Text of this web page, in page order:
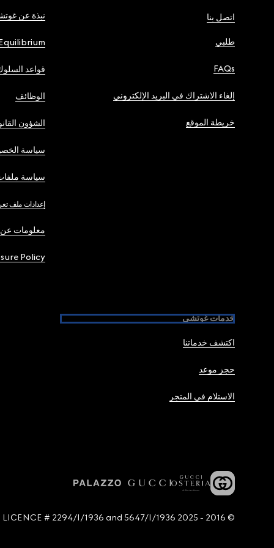
اتصل بنا
طلبي
FAQs
إلغاء الاشتراك في البريد الإلكتروني
خريطة الموقع
نبذة عن
قواعد
الوظائف
الشؤون
سياسة
سياسة
إعدادات ملف
معلومات
Policy
خدمات غوتشي
اكتشف خدماتنا
حجز موعد
الاستلام في المتجر
© 2016 - 2025 Guccio Gucci S.p.A. - All rights reserved. SIAE LICENCE # 2294/I/1936 and 5647/I/1936